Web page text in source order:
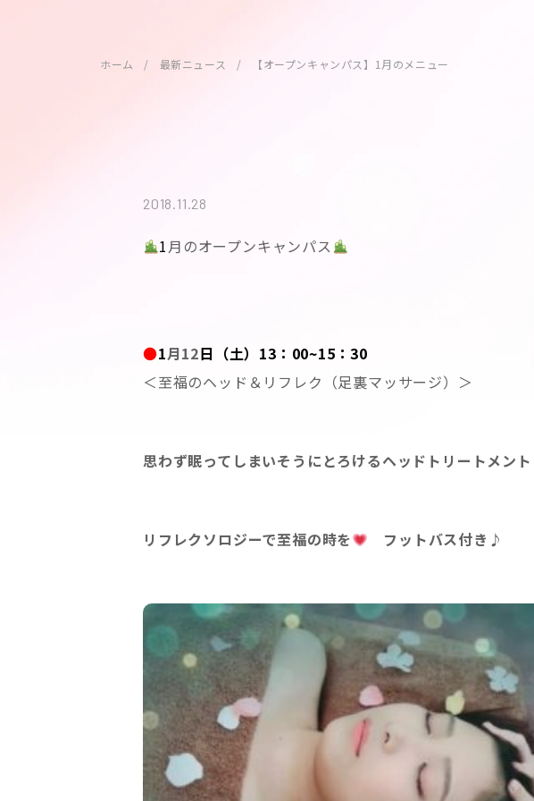
ホーム 最新ニュース 【オープンキャンパス】1月のメニュー
2018.11.28
1月のオープンキャンパス
●1月12日（土）13：00~15：30
＜至福のヘッド＆リフレク（足裏マッサージ）＞
思わず眠ってしまいそうにとろけるヘッドトリートメント
リフレクソロジーで至福の時を フットバス付き♪